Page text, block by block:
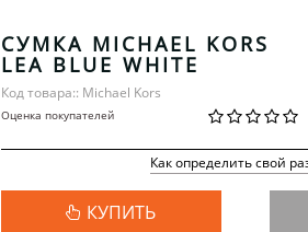
СУМКА MICHAEL KORS
LEA BLUE WHITE
Код товара:: Michael Kors
Оценка покупателей
Как определить свой
КУПИТЬ